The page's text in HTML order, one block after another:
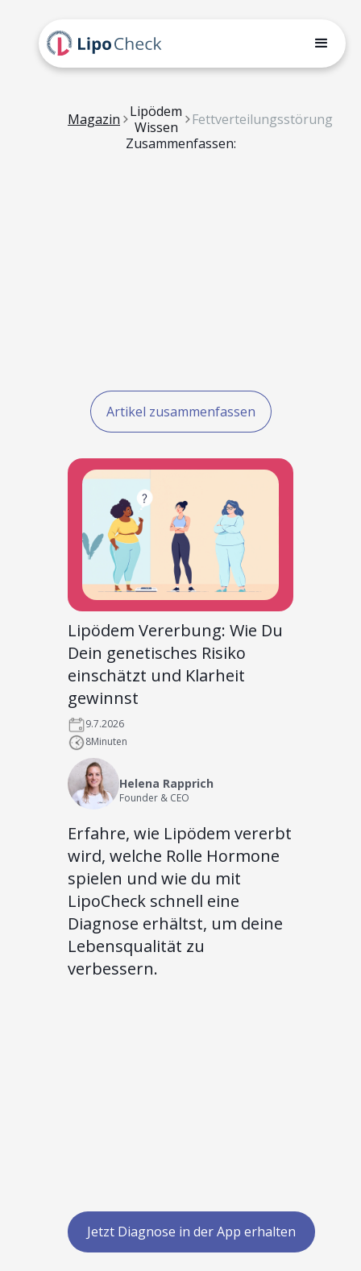
Magazin
Lipödem
Wissen
Fettverteilungsstörung
Zusammenfassen:
Artikel zusammenfassen
Lipödem Vererbung: Wie Du
Dein genetisches Risiko
einschätzt und Klarheit
gewinnst
9.7.2026
8Minuten
Helena Rapprich
Founder & CEO
Erfahre, wie Lipödem vererbt
wird, welche Rolle Hormone
spielen und wie du mit
LipoCheck schnell eine
Diagnose erhältst, um deine
Lebensqualität zu
verbessern.
Jetzt Diagnose in der App erhalten